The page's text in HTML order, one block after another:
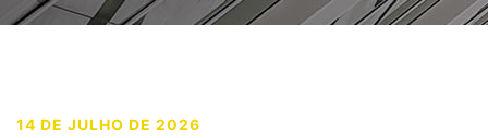
14 DE JULHO DE 2026